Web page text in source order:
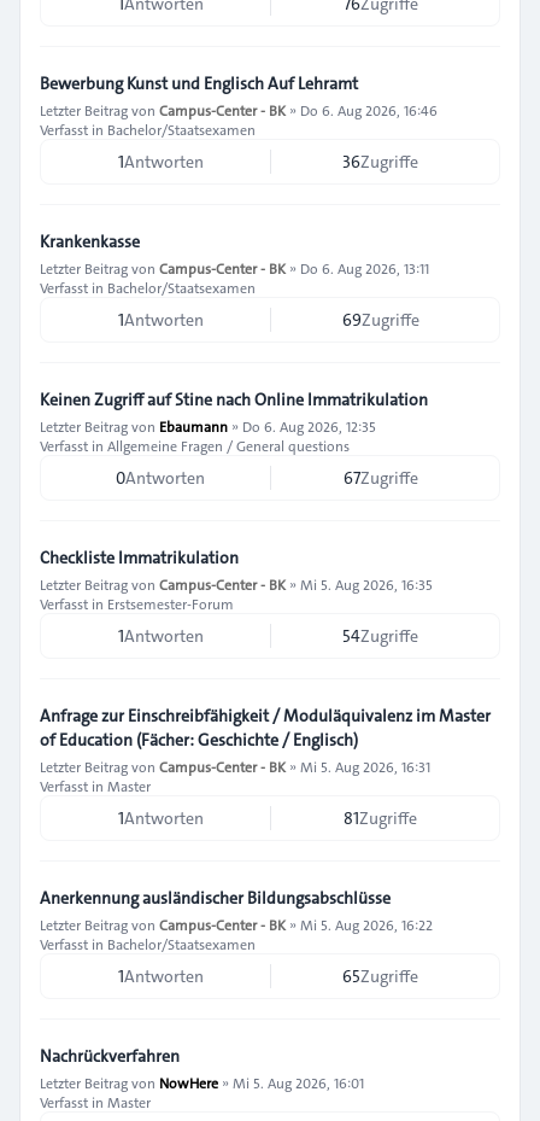
Bewerbung Kunst und Englisch Auf Lehramt
Letzter Beitrag von Campus-Center - BK» Do 6. Aug 2026, 16:46
Verfasst in Bachelor/Staatsexamen
1Antworten 36Zugriffe
Krankenkasse
Letzter Beitrag von Campus-Center - BK» Do 6. Aug 2026, 13:11
Verfasst in Bachelor/Staatsexamen
1Antworten 69Zugriffe
Keinen Zugriff auf Stine nach Online Immatrikulation
Letzter Beitrag von Ebaumann » Do 6. Aug 2026, 12:35
Verfasst in Allgemeine Fragen / General questions
0Antworten 67Zugriffe
Checkliste Immatrikulation
Letzter Beitrag von Campus-Center - BK» Mi 5. Aug 2026, 16:35
Verfasst in Erstsemester-Forum
1Antworten 54Zugriffe
Anfrage zur Einschreibfähigkeit / Moduläquivalenz im Master
of Education (Fächer: Geschichte / Englisch)
Letzter Beitrag von Campus-Center - BK» Mi 5. Aug 2026, 16:31
Verfasst in Master
1Antworten 81Zugriffe
Anerkennung ausländischer Bildungsabschlüsse
Letzter Beitrag von Campus-Center - BK» Mi 5. Aug 2026, 16:22
Verfasst in Bachelor/Staatsexamen
1Antworten 65Zugriffe
Nachrückverfahren
Letzter Beitrag von NowHere » Mi 5. Aug 2026, 16:01
Verfasst in Master